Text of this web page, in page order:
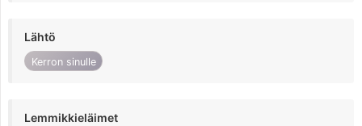
Lähtö
Kerron sinulle
Lemmikkieläimet